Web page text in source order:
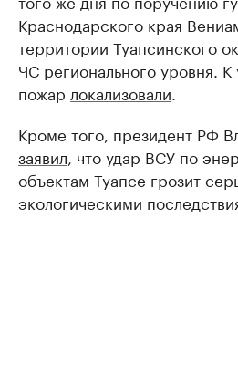
Краснодарского края
территории Туапсинского
ЧС регионального уровня. К
пожар локализовали
Кроме того, президент РФ
заявил , что удар ВСУ по
объектам Туапсе грозит
экологическими